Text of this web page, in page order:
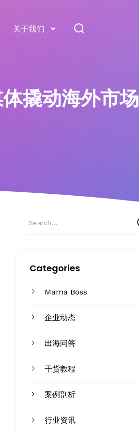
关于我们
撬动海外市场
Categories
Mama Boss
企业动态
出海问答
干货教程
案例剖析
行业资讯